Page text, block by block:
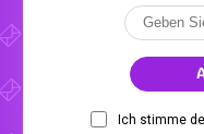
Ich stimme